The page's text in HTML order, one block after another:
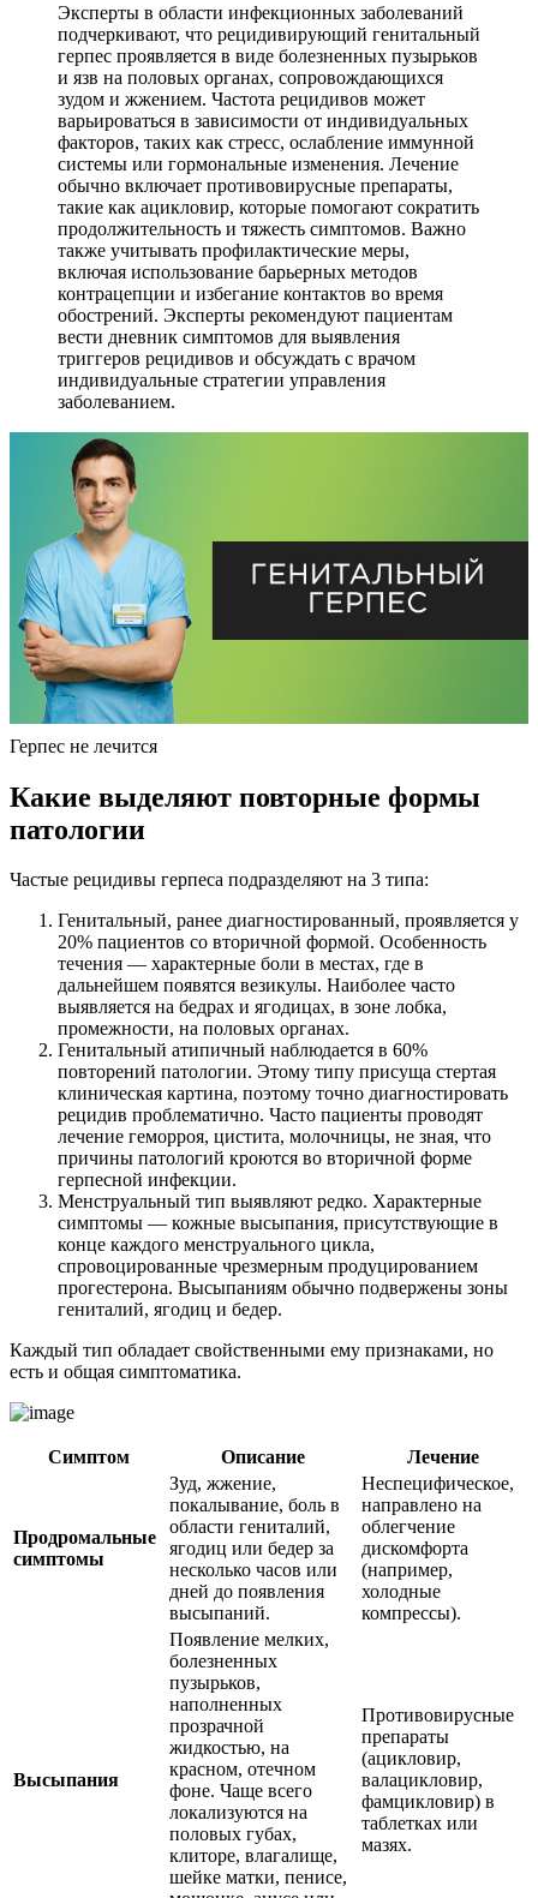
Эксперты в области инфекционных заболеваний
подчеркивают, что рецидивирующий генитальный
герпес проявляется в виде болезненных пузырьков
и язв на половых органах, сопровождающихся
зудом и жжением. Частота рецидивов может
варьироваться в зависимости от индивидуальных
факторов, таких как стресс, ослабление иммунной
системы или гормональные изменения. Лечение
обычно включает противовирусные препараты,
такие как ацикловир, которые помогают сократить
продолжительность и тяжесть симптомов. Важно
также учитывать профилактические меры,
включая использование барьерных методов
контрацепции и избегание контактов во время
обострений. Эксперты рекомендуют пациентам
вести дневник симптомов для выявления
триггеров рецидивов и обсуждать с врачом
индивидуальные стратегии управления
заболеванием.
Герпес не лечится
Какие выделяют повторные формы
патологии
Частые рецидивы герпеса подразделяют на 3 типа:
Генитальный, ранее диагностированный, проявляется у
20% пациентов со вторичной формой. Особенность
течения — характерные боли в местах, где в
дальнейшем появятся везикулы. Наиболее часто
выявляется на бедрах и ягодицах, в зоне лобка,
промежности, на половых органах.
Генитальный атипичный наблюдается в 60%
повторений патологии. Этому типу присуща стертая
клиническая картина, поэтому точно диагностировать
рецидив проблематично. Часто пациенты проводят
лечение геморроя, цистита, молочницы, не зная, что
причины патологий кроются во вторичной форме
герпесной инфекции.
Менструальный тип выявляют редко. Характерные
симптомы — кожные высыпания, присутствующие в
конце каждого менструального цикла,
спровоцированные чрезмерным продуцированием
прогестерона. Высыпаниям обычно подвержены зоны
гениталий, ягодиц и бедер.
Каждый тип обладает свойственными ему признаками, но
есть и общая симптоматика.
Симптом Описание Лечение
Продромальные
симптомы
Зуд, жжение,
покалывание, боль в
области гениталий,
ягодиц или бедер за
несколько часов или
дней до появления
высыпаний.
Неспецифическое,
направлено на
облегчение
дискомфорта
(например,
холодные
компрессы).
Высыпания
Появление мелких,
болезненных
пузырьков,
наполненных
прозрачной
жидкостью, на
красном, отечном
фоне. Чаще всего
локализуются на
половых губах,
клиторе, влагалище,
шейке матки, пенисе,
Противовирусные
препараты
(ацикловир,
валацикловир,
фамцикловир) в
таблетках или
мазях.